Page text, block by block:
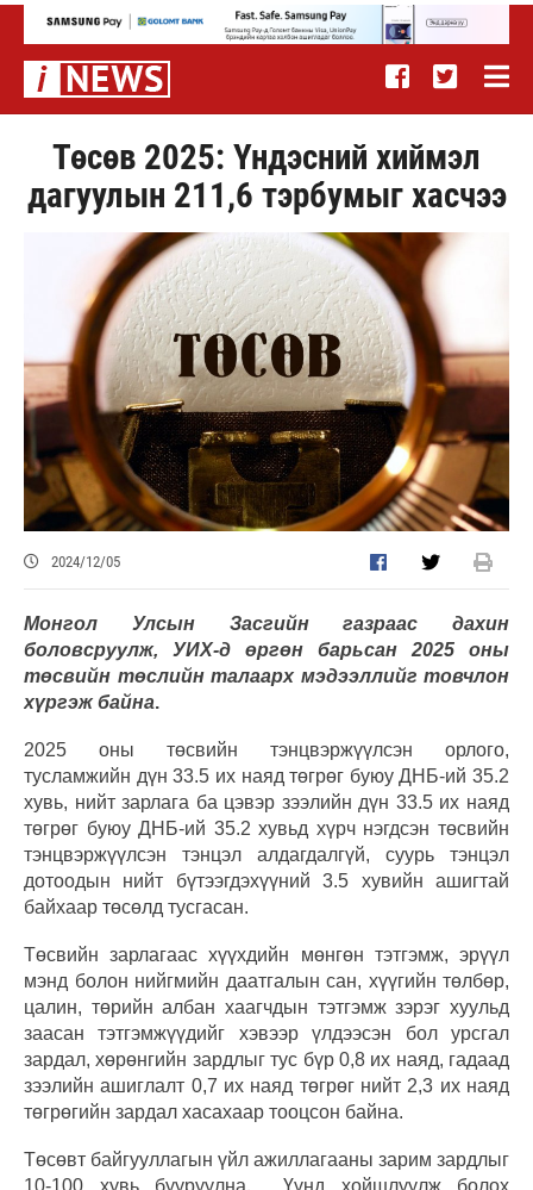
Төсөв 2025: Үндэсний хиймэл
дагуулын 211,6 тэрбумыг хасчээ
2024/12/05
Монгол Улсын Засгийн газраас дахин
боловсруулж, УИХ-д өргөн барьсан 2025 оны
төсвийн төслийн талаарх мэдээллийг товчлон
хүргэж байна.
2025 оны төсвийн тэнцвэржүүлсэн орлого,
тусламжийн дүн 33.5 их наяд төгрөг буюу ДНБ-ий 35.2
хувь, нийт зарлага ба цэвэр зээлийн дүн 33.5 их наяд
төгрөг буюу ДНБ-ий 35.2 хувьд хүрч нэгдсэн төсвийн
тэнцвэржүүлсэн тэнцэл алдагдалгүй, суурь тэнцэл
дотоодын нийт бүтээгдэхүүний 3.5 хувийн ашигтай
байхаар төсөлд тусгасан.
Төсвийн зарлагаас хүүхдийн мөнгөн тэтгэмж, эрүүл
мэнд болон нийгмийн даатгалын сан, хүүгийн төлбөр,
цалин, төрийн албан хаагчдын тэтгэмж зэрэг хуульд
заасан тэтгэмжүүдийг хэвээр үлдээсэн бол урсгал
зардал, хөрөнгийн зардлыг тус бүр 0,8 их наяд, гадаад
зээлийн ашиглалт 0,7 их наяд төгрөг нийт 2,3 их наяд
төгрөгийн зардал хасахаар тооцсон байна.
Төсөвт байгууллагын үйл ажиллагааны зарим зардлыг